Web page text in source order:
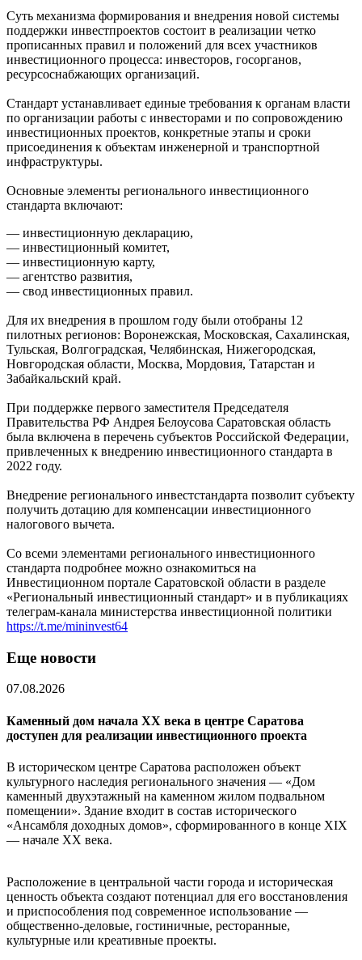
Суть механизма формирования и внедрения новой системы
поддержки инвестпроектов состоит в реализации четко
прописанных правил и положений для всех участников
инвестиционного процесса: инвесторов, госорганов,
ресурсоснабжающих организаций.
Стандарт устанавливает единые требования к органам власти
по организации работы с инвесторами и по сопровождению
инвестиционных проектов, конкретные этапы и сроки
присоединения к объектам инженерной и транспортной
инфраструктуры.
Основные элементы регионального инвестиционного
стандарта включают:
— инвестиционную декларацию,
— инвестиционный комитет,
— инвестиционную карту,
— агентство развития,
— свод инвестиционных правил.
Для их внедрения в прошлом году были отобраны 12
пилотных регионов: Воронежская, Московская, Сахалинская,
Тульская, Волгоградская, Челябинская, Нижегородская,
Новгородская области, Москва, Мордовия, Татарстан и
Забайкальский край.
При поддержке первого заместителя Председателя
Правительства РФ Андрея Белоусова Саратовская область
была включена в перечень субъектов Российской Федерации,
привлеченных к внедрению инвестиционного стандарта в
2022 году.
Внедрение регионального инвестстандарта позволит субъекту
получить дотацию для компенсации инвестиционного
налогового вычета.
Со всеми элементами регионального инвестиционного
стандарта подробнее можно ознакомиться на
Инвестиционном портале Саратовской области в разделе
«Региональный инвестиционный стандарт» и в публикациях
телеграм-канала министерства инвестиционной политики
https://t.me/mininvest64
Еще новости
07.08.2026
Каменный дом начала XX века в центре Саратова
доступен для реализации инвестиционного проекта
В историческом центре Саратова расположен объект
культурного наследия регионального значения — «Дом
каменный двухэтажный на каменном жилом подвальном
помещении». Здание входит в состав исторического
«Ансамбля доходных домов», сформированного в конце XIX
— начале XX века.
Расположение в центральной части города и историческая
ценность объекта создают потенциал для его восстановления
и приспособления под современное использование —
общественно-деловые, гостиничные, ресторанные,
культурные или креативные проекты.